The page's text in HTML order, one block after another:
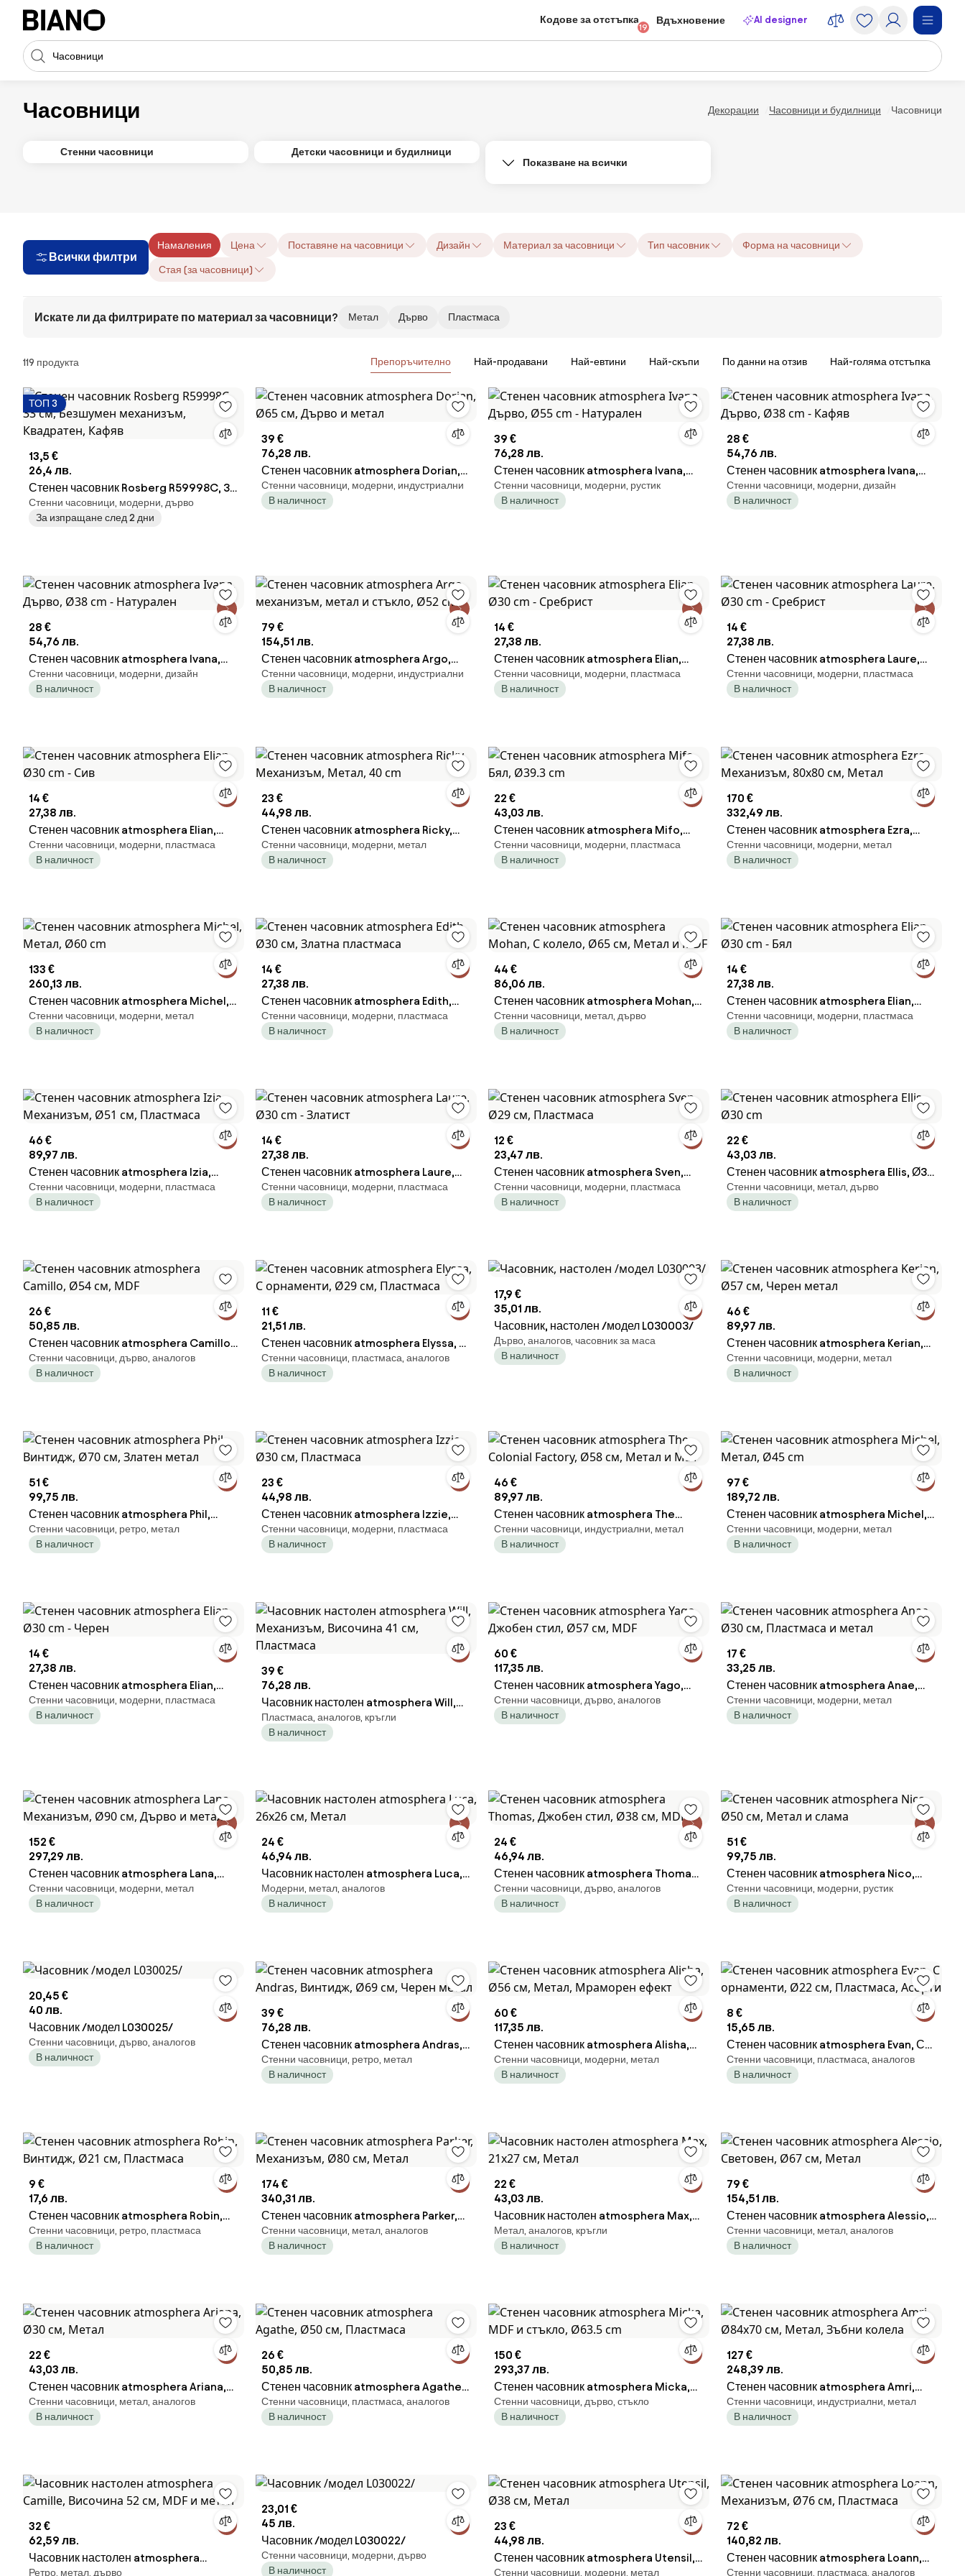
Пропускане към съдържанието
Търсене
Кодове за отстъпка
19
Вдъхновение AI designer
Часовници Декорации Часовници и будилници Часовници
Стенни часовници
Детски часовници и будилници
Показване на всички
Всички филтри
Намаления Цена Поставяне на часовници Дизайн Материал за часовници Тип часовник Форма на часовници
Стая (за часовници)
Искате ли да филтрирате по материал за часовници? Метал Дърво Пластмаса
Продукти
119 продукта Препоръчително Най-продавани Най-евтини Най-скъпи По данни на отзив Най-голяма отстъпка
ТОП 3
13,5 €
26,4 лв.
Стенен часовник Rosberg R59998C, 33
см, Безшумен механизъм, Квадратен,
Кафяв
Стенни часовници, модерни, дърво
За изпращане след 2 дни
39 €
76,28 лв.
Стенен часовник atmosphera Dorian,
Ø65 см, Дърво и метал
Стенни часовници, модерни, индустриални
В наличност
39 €
76,28 лв.
Стенен часовник atmosphera Ivana,
Дърво, Ø55 cm - Натурален
Стенни часовници, модерни, рустик
В наличност
28 €
54,76 лв.
Стенен часовник atmosphera Ivana,
Дърво, Ø38 cm - Кафяв
Стенни часовници, модерни, дизайн
В наличност
28 €
54,76 лв.
Стенен часовник atmosphera Ivana,
Дърво, Ø38 cm - Натурален
Стенни часовници, модерни, дизайн
В наличност
79 €
154,51 лв.
Стенен часовник atmosphera Argo,
механизъм, метал и стъкло, Ø52 cm
Стенни часовници, модерни, индустриални
В наличност
14 €
27,38 лв.
Стенен часовник atmosphera Elian,
Ø30 cm - Сребрист
Стенни часовници, модерни, пластмаса
В наличност
14 €
27,38 лв.
Стенен часовник atmosphera Laure,
Ø30 cm - Сребрист
Стенни часовници, модерни, пластмаса
В наличност
14 €
27,38 лв.
Стенен часовник atmosphera Elian,
Ø30 cm - Сив
Стенни часовници, модерни, пластмаса
В наличност
23 €
44,98 лв.
Стенен часовник atmosphera Ricky,
Механизъм, Метал, 40 cm
Стенни часовници, модерни, метал
В наличност
22 €
43,03 лв.
Стенен часовник atmosphera Mifo,
Бял, Ø39.3 cm
Стенни часовници, модерни, пластмаса
В наличност
170 €
332,49 лв.
Стенен часовник atmosphera Ezra,
Механизъм, 80x80 см, Метал
Стенни часовници, модерни, метал
В наличност
133 €
260,13 лв.
Стенен часовник atmosphera Michel,
Метал, Ø60 cm
Стенни часовници, модерни, метал
В наличност
14 €
27,38 лв.
Стенен часовник atmosphera Edith,
Ø30 см, Златна пластмаса
Стенни часовници, модерни, пластмаса
В наличност
44 €
86,06 лв.
Стенен часовник atmosphera Mohan,
С колело, Ø65 см, Метал и MDF
Стенни часовници, метал, дърво
В наличност
14 €
27,38 лв.
Стенен часовник atmosphera Elian,
Ø30 cm - Бял
Стенни часовници, модерни, пластмаса
В наличност
46 €
89,97 лв.
Стенен часовник atmosphera Izia,
Механизъм, Ø51 см, Пластмаса
Стенни часовници, модерни, пластмаса
В наличност
14 €
27,38 лв.
Стенен часовник atmosphera Laure,
Ø30 cm - Златист
Стенни часовници, модерни, пластмаса
В наличност
12 €
23,47 лв.
Стенен часовник atmosphera Sven,
Ø29 см, Пластмаса
Стенни часовници, модерни, пластмаса
В наличност
22 €
43,03 лв.
Стенен часовник atmosphera Ellis, Ø30
cm
Стенни часовници, метал, дърво
В наличност
26 €
50,85 лв.
Стенен часовник atmosphera Camillo,
Ø54 см, MDF
Стенни часовници, дърво, аналогов
В наличност
11 €
21,51 лв.
Стенен часовник atmosphera Elyssa, С
орнаменти, Ø29 см, Пластмаса
Стенни часовници, пластмаса, аналогов
В наличност
17,9 €
35,01 лв.
Часовник, настолен /модел L030003/
Дърво, аналогов, часовник за маса
В наличност
46 €
89,97 лв.
Стенен часовник atmosphera Kerian,
Ø57 см, Черен метал
Стенни часовници, модерни, метал
В наличност
51 €
99,75 лв.
Стенен часовник atmosphera Phil,
Винтидж, Ø70 см, Златен метал
Стенни часовници, ретро, метал
В наличност
23 €
44,98 лв.
Стенен часовник atmosphera Izzie,
Ø30 см, Пластмаса
Стенни часовници, модерни, пластмаса
В наличност
46 €
89,97 лв.
Стенен часовник atmosphera The
Colonial Factory, Ø58 см, Метал и MDF
Стенни часовници, индустриални, метал
В наличност
97 €
189,72 лв.
Стенен часовник atmosphera Michel,
Метал, Ø45 cm
Стенни часовници, модерни, метал
В наличност
14 €
27,38 лв.
Стенен часовник atmosphera Elian,
Ø30 cm - Черен
Стенни часовници, модерни, пластмаса
В наличност
39 €
76,28 лв.
Часовник настолен atmosphera Will,
Механизъм, Височина 41 см,
Пластмаса
Пластмаса, аналогов, кръгли
В наличност
60 €
117,35 лв.
Стенен часовник atmosphera Yago,
Джобен стил, Ø57 см, MDF
Стенни часовници, дърво, аналогов
В наличност
17 €
33,25 лв.
Стенен часовник atmosphera Anae,
Ø30 см, Пластмаса и метал
Стенни часовници, модерни, метал
В наличност
152 €
297,29 лв.
Стенен часовник atmosphera Lana,
Механизъм, Ø90 см, Дърво и метал
Стенни часовници, модерни, метал
В наличност
24 €
46,94 лв.
Часовник настолен atmosphera Luca,
26x26 см, Метал
Модерни, метал, аналогов
В наличност
24 €
46,94 лв.
Стенен часовник atmosphera Thomas,
Джобен стил, Ø38 см, MDF
Стенни часовници, дърво, аналогов
В наличност
51 €
99,75 лв.
Стенен часовник atmosphera Nico,
Ø50 см, Метал и слама
Стенни часовници, модерни, рустик
В наличност
20,45 €
40 лв.
Часовник /модел L030025/
Стенни часовници, дърво, аналогов
В наличност
39 €
76,28 лв.
Стенен часовник atmosphera Andras,
Винтидж, Ø69 см, Черен метал
Стенни часовници, ретро, метал
В наличност
60 €
117,35 лв.
Стенен часовник atmosphera Alisha,
Ø56 см, Метал, Мраморен ефект
Стенни часовници, модерни, метал
В наличност
8 €
15,65 лв.
Стенен часовник atmosphera Evan, С
орнаменти, Ø22 см, Пластмаса, Асорти
Стенни часовници, пластмаса, аналогов
В наличност
9 €
17,6 лв.
Стенен часовник atmosphera Robin,
Винтидж, Ø21 см, Пластмаса
Стенни часовници, ретро, пластмаса
В наличност
174 €
340,31 лв.
Стенен часовник atmosphera Parker,
Механизъм, Ø80 см, Метал
Стенни часовници, метал, аналогов
В наличност
22 €
43,03 лв.
Часовник настолен atmosphera Max,
21x27 см, Метал
Метал, аналогов, кръгли
В наличност
79 €
154,51 лв.
Стенен часовник atmosphera Alessio,
Световен, Ø67 см, Метал
Стенни часовници, метал, аналогов
В наличност
22 €
43,03 лв.
Стенен часовник atmosphera Ariana,
Ø30 см, Метал
Стенни часовници, метал, аналогов
В наличност
26 €
50,85 лв.
Стенен часовник atmosphera Agathe,
Ø50 см, Пластмаса
Стенни часовници, пластмаса, аналогов
В наличност
150 €
293,37 лв.
Стенен часовник atmosphera Micka,
MDF и стъкло, Ø63.5 cm
Стенни часовници, дърво, стъкло
В наличност
127 €
248,39 лв.
Стенен часовник atmosphera Amri,
Ø84x70 см, Метал, Зъбни колела
Стенни часовници, индустриални, метал
В наличност
32 €
62,59 лв.
Часовник настолен atmosphera
Ретро, метал, дърво
23,01 €
45 лв.
Часовник /модел L030022/
Стенни часовници, модерни, дърво
В наличност
23 €
44,98 лв.
Стенен часовник atmosphera Utensil,
Стенни часовници, модерни, метал
72 €
140,82 лв.
Стенен часовник atmosphera Loann,
Стенни часовници, пластмаса, аналогов